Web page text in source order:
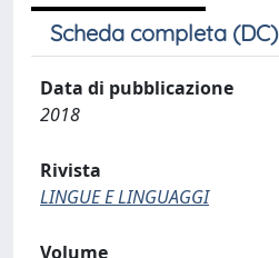
Scheda completa (DC)
Data di pubblicazione
2018
Rivista
LINGUE E LINGUAGGI
Volume